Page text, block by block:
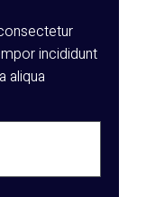
incididunt
aliqua